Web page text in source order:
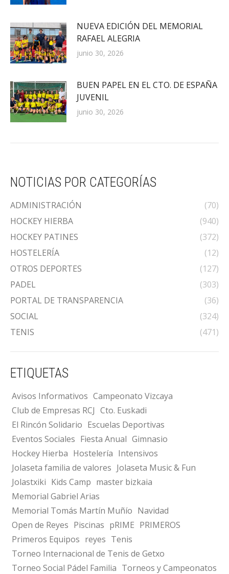
NUEVA EDICIÓN DEL MEMORIAL
RAFAEL ALEGRIA
junio 30, 2026
BUEN PAPEL EN EL CTO. DE ESPAÑA
JUVENIL
junio 30, 2026
NOTICIAS POR CATEGORÍAS
ADMINISTRACIÓN
(70)
HOCKEY HIERBA
(940)
HOCKEY PATINES
(372)
HOSTELERÍA
(12)
OTROS DEPORTES
(127)
PADEL
(303)
PORTAL DE TRANSPARENCIA
(36)
SOCIAL
(324)
TENIS
(471)
ETIQUETAS
Avisos Informativos Campeonato Vizcaya
Club de Empresas RCJ Cto. Euskadi
El Rincón Solidario Escuelas Deportivas
Eventos Sociales Fiesta Anual Gimnasio
Hockey Hierba Hostelería Intensivos
Jolaseta familia de valores Jolaseta Music & Fun
Jolastxiki Kids Camp master bizkaia
Memorial Gabriel Arias
Memorial Tomás Martín Muñío Navidad
Open de Reyes Piscinas pRIME PRIMEROS
Primeros Equipos reyes Tenis
Torneo Internacional de Tenis de Getxo
Torneo Social Pádel Familia Torneos y Campeonatos